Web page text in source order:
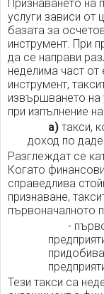
Признаването на
услуги зависи от
базата за
инструмент. При
да се направи
неделима част
инструмент,
извършването на
при изпълнение
а)такси,
доход по
Разглеждат се
Когато
справедлива
признаване,
първоначалното
-
Тези такси са